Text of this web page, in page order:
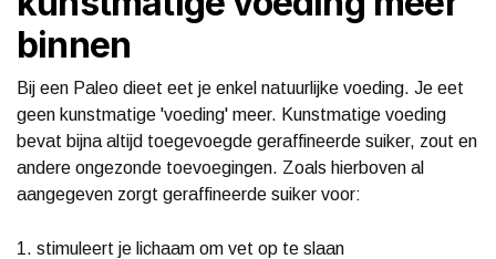
binnen
Bij een Paleo dieet eet je enkel natuurlijke voeding. Je eet
geen kunstmatige 'voeding' meer. Kunstmatige voeding
bevat bijna altijd toegevoegde geraffineerde suiker, zout en
andere ongezonde toevoegingen. Zoals hierboven al
aangegeven zorgt geraffineerde suiker voor:
1. stimuleert je lichaam om vet op te slaan